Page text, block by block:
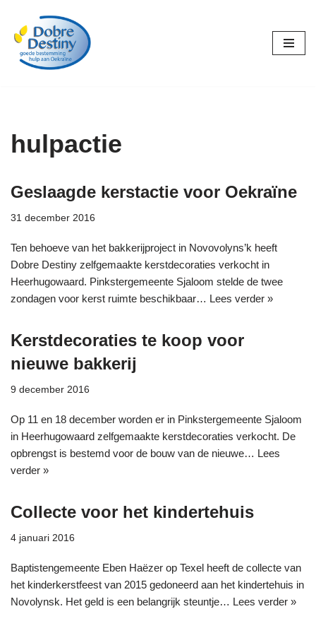
Ga
naar
hulpactie
Geslaagde kerstactie voor Oekraïne
31 december 2016
Ten behoeve van het bakkerijproject in Novovolyns’k heeft
Dobre Destiny zelfgemaakte kerstdecoraties verkocht in
Heerhugowaard. Pinkstergemeente Sjaloom stelde de twee
zondagen voor kerst ruimte beschikbaar… Lees verder »
Kerstdecoraties te koop voor
nieuwe bakkerij
9 december 2016
Op 11 en 18 december worden er in Pinkstergemeente Sjaloom
in Heerhugowaard zelfgemaakte kerstdecoraties verkocht. De
opbrengst is bestemd voor de bouw van de nieuwe… Lees
verder »
Collecte voor het kindertehuis
4 januari 2016
Baptistengemeente Eben Haëzer op Texel heeft de collecte van
het kinderkerstfeest van 2015 gedoneerd aan het kindertehuis in
Novolynsk. Het geld is een belangrijk steuntje… Lees verder »